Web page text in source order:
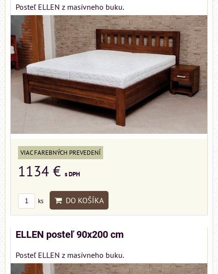
Posteľ ELLEN z masívneho buku.
VIAC FAREBNÝCH PREVEDENÍ
1134 € s DPH
ks DO KOŠÍKA
ELLEN posteľ 90x200 cm
Posteľ ELLEN z masívneho buku.